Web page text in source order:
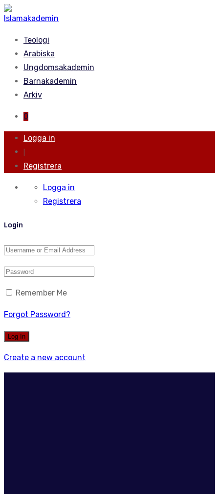
Teologi
Arabiska
Ungdomsakademin
Barnakademin
Arkiv
0
Logga in
Registrera
Logga in
Registrera
Login
Remember Me
Forgot Password?
Create a new account